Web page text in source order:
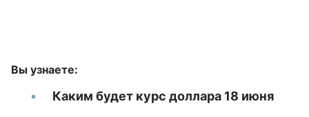
Вы узнаете:
Каким будет курс доллара 18 июня